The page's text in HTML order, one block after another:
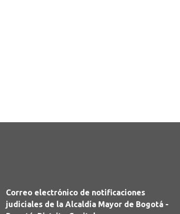
Correo electrónico de notificaciones
judiciales de la Alcaldía Mayor de Bogotá -